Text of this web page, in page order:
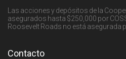
Las acciones y depósitos de la
asegurados hasta $250,000 por
Roosevelt Roads no está asegurada
Contacto